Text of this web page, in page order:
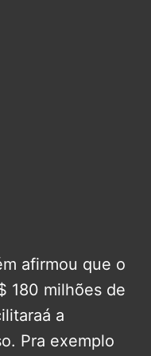
afirmou que o
180 milhões de
a
Pra exemplo